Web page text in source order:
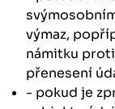
výmaz,
námitku
přenesení
- pokud je